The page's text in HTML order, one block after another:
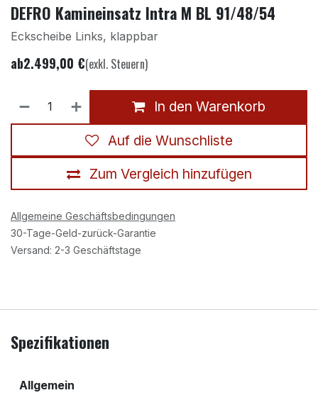
DEFRO Kamineinsatz Intra M BL 91/48/54
Eckscheibe Links, klappbar
ab2.499,00 €(exkl. Steuern)
In den Warenkorb
Zum Vergleich hinzufügen
Auf die Wunschliste
Allgemeine Geschäftsbedingungen
30-Tage-Geld-zurück-Garantie
Versand: 2-3 Geschäftstage
Spezifikationen
Allgemein